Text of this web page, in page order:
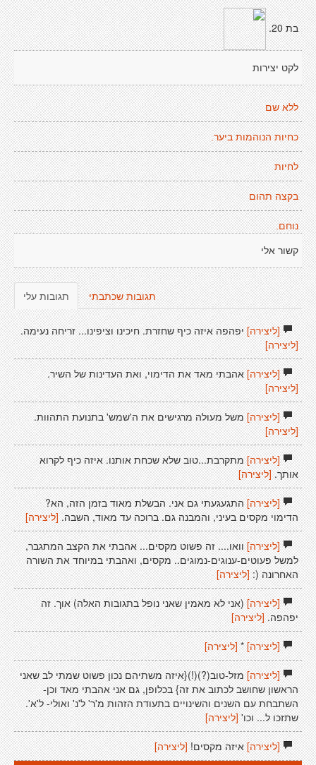
בת 20.
לקט יצירות
ללא שם
כחיות הנוהמות ביער.
לחיות
בקצה תהום
נוחם.
קשור אלי
תגובות עלי תגובות שכתבתי
[ליצירה]יפהפה איזה כיף שחזרת. חיכינו וציפינו... זריחה נעימה.
[ליצירה]
[ליצירה]אהבתי מאד את הדימוי, ואת העדינות של השיר.
[ליצירה]
[ליצירה]משל מעולה מרגישים את ה'שמש' בתנועת התהוות.
[ליצירה]
[ליצירה]מתקרבת...טוב שלא שכחת אותנו. איזה כיף לקרוא
אותך. [ליצירה]
[ליצירה]התגעגעתי גם אני. הבשלת מאוד בזמן הזה, הא?
הדימוי מקסים בעיני, והמבנה גם. ברוכה עד מאוד, השבה. [ליצירה]
[ליצירה]וואו.... זה פשוט מקסים... אהבתי את הקצב המתגבר,
למשל פעוטים-ענוגים-נמוגים.. מקסים, ואהבתי במיוחד את השורה
האחרונה (: [ליצירה]
[ליצירה](אני לא מאמין שאני נופל בתגובות האלה) אוך. זה
יפהפה.[ליצירה]
[ליצירה]* [ליצירה]
[ליצירה]מזל-טוב(?)(!){איזה משתיהם נכון פשוט שמתי לב שאני
הראשון שחושב לכתוב את זה} בכלופן, גם אני אהבתי מאד וכן-
השתבחת עם השנים והשינויים בתעודת הזהות מ'ר' ל'נ' ואולי- ל'א'.
שתזכו ל... וכו'[ליצירה]
[ליצירה]איזה מקסים! [ליצירה]